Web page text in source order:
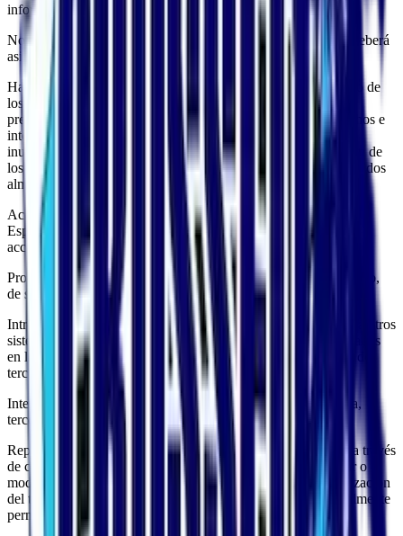
información que facilite.
No obstante lo establecido en el apartado anterior el Usuario deberá
asimismo abstenerse de:
Hacer un uso no autorizado o fraudulento del Espacio Web y/o de
los contenidos con fines o efectos ilícitos, prohibidos en las
presentes Condiciones Generales de Uso, lesivos de los derechos e
intereses de terceros, o que de cualquier forma puedan dañar,
inutilizar, sobrecargar, deteriorar o impedir la normal utilización de
los servicios o los documentos, archivos y toda clase de contenidos
almacenados en cualquier equipo informático.
Acceder o intentar acceder a recursos o áreas restringidas del
Espacio Web, sin cumplir las condiciones exigidas para dicho
acceso.
Provocar daños en los sistemas físicos o lógicos del Espacio Web,
de sus proveedores o de terceros.
Introducir o difundir en la red virus informáticos o cualesquiera otros
sistemas físicos o lógicos que sean susceptibles de provocar daños
en los sistemas físicos o lógicos de la empresa, proveedores o de
terceros.
Intentar acceder, utilizar y/o manipular los datos de la empresa,
terceros proveedores y otros Usuarios.
Reproducir o copiar, distribuir, permitir el acceso del público a través
de cualquier modalidad de comunicación pública, transformar o
modificar los contenidos, a menos que se cuente con la autorización
del titular de los correspondientes derechos o ello resulte legalmente
permitido.